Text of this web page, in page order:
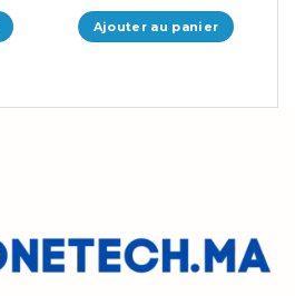
Ajouter au panier